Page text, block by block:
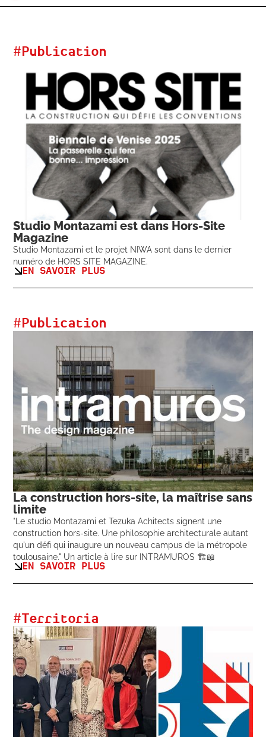
#Publication
Studio Montazami est dans Hors-Site
Magazine
Studio Montazami et le projet NIWA sont dans le dernier
numéro de HORS SITE MAGAZINE.
EN SAVOIR PLUS
#Publication
La construction hors-site, la maîtrise sans
limite
"Le studio Montazami et Tezuka Achitects signent une
construction hors-site. Une philosophie architecturale autant
qu'un défi qui inaugure un nouveau campus de la métropole
toulousaine." Un article à lire sur INTRAMUROS 🏗️📖
EN SAVOIR PLUS
#Territoria